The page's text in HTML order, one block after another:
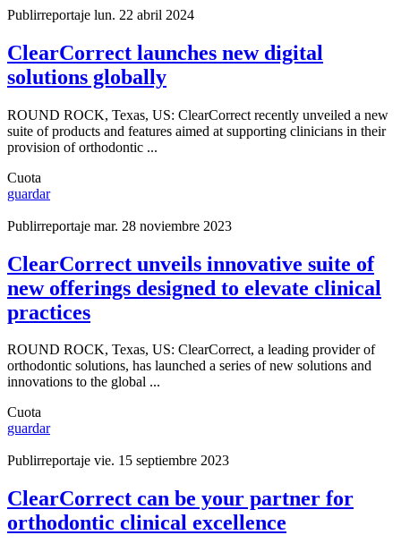
Publirreportaje lun. 22 abril 2024
ClearCorrect launches new digital
solutions globally
ROUND ROCK, Texas, US: ClearCorrect recently unveiled a new
suite of products and features aimed at supporting clinicians in their
provision of orthodontic ...
Cuota
guardar
Publirreportaje mar. 28 noviembre 2023
ClearCorrect unveils innovative suite of
new offerings designed to elevate clinical
practices
ROUND ROCK, Texas, US: ClearCorrect, a leading provider of
orthodontic solutions, has launched a series of new solutions and
innovations to the global ...
Cuota
guardar
Publirreportaje vie. 15 septiembre 2023
ClearCorrect can be your partner for
orthodontic clinical excellence